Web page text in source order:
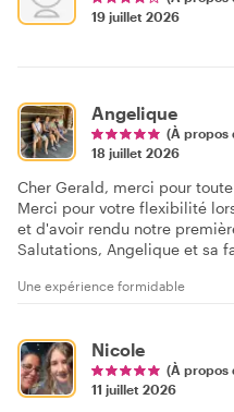
19 juillet 2026
Angelique
(À propos
18 juillet 2026
Cher Gerald, merci pour
Merci pour votre flexibilité
et d'avoir rendu notre
Salutations, Angelique et sa
Une expérience formidable
Nicole
(À propos
11 juillet 2026